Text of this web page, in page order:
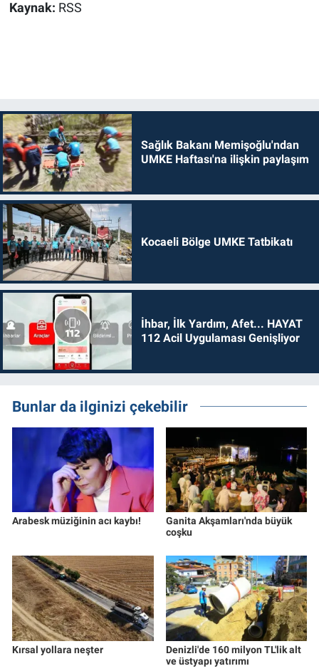
Kaynak: RSS
Sağlık Bakanı Memişoğlu'ndan
UMKE Haftası'na ilişkin paylaşım
Kocaeli Bölge UMKE Tatbikatı
İhbar, İlk Yardım, Afet... HAYAT
112 Acil Uygulaması Genişliyor
Bunlar da ilginizi çekebilir
Arabesk müziğinin acı kaybı!
Ganita Akşamları'nda büyük
coşku
Kırsal yollara neşter
Denizli'de 160 milyon TL'lik alt
ve üstyapı yatırımı